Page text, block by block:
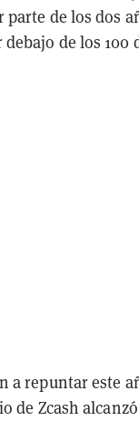
parte de los dos
de los 100
a repuntar este
de Zcash